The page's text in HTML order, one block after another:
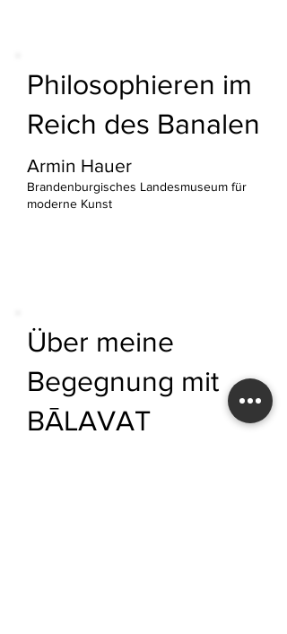
Philosophieren im
Reich des Banalen
Armin Hauer
Brandenburgisches Landesmuseum für
moderne Kunst
Über meine
Begegnung mit
BĀLAVAT